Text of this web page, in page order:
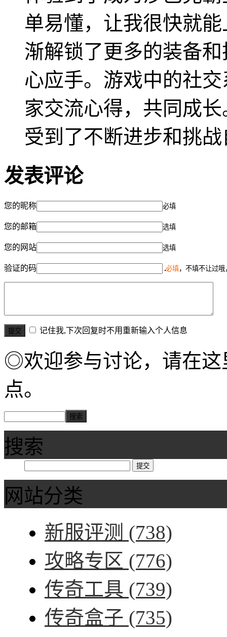
单易懂，让我很快就
渐解锁了更多的装备
心应手。游戏中的社
家交流心得，共同成
受到了不断进步和挑
发表评论
您的昵称 必填
您的邮箱 选填
您的网站 选填
验证的码 必填，不填不让过
记住我,下次回复时不用重新输入个人信息
◎欢迎参与讨论，请在这
点。
搜索
网站分类
新服评测 (738)
攻略专区 (776)
传奇工具 (739)
传奇盒子 (735)